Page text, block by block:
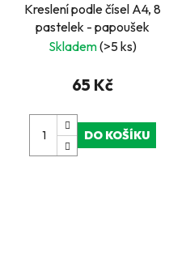
Kreslení podle čísel A4, 8
pastelek - papoušek
Skladem(>5 ks)
65 Kč
DO KOŠÍKU